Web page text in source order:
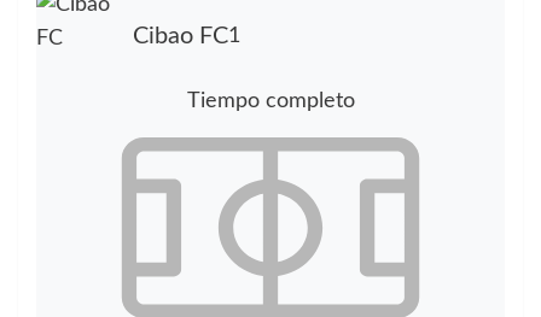
Cibao FC1
Tiempo completo